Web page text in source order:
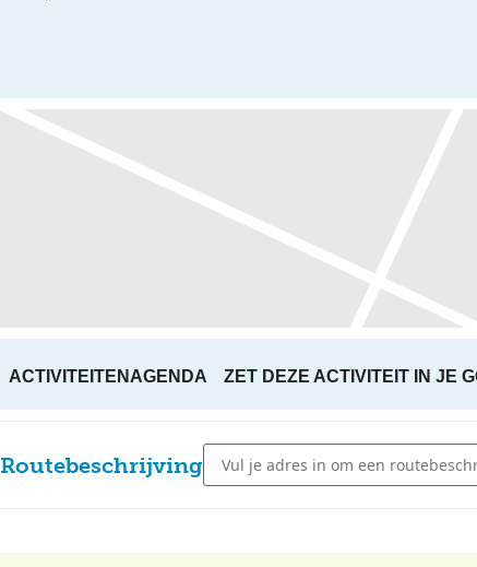
ACTIVITEITENAGENDA ZET DEZE ACTIVITEIT IN JE
Routebeschrijving
Address - Breicafé Lambertijnenhof